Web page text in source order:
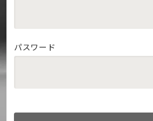
パスワード